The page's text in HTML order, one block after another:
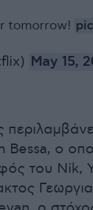
tomorrow!
May 15,
ο
του Nik,